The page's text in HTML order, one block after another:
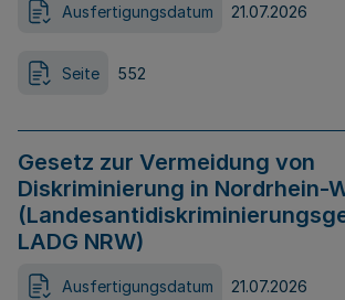
Ausfertigungsdatum 21.07.2026
Seite 552
Gesetz zur Vermeidung von
Diskriminierung in Nordrhein-
LADG NRW)
Ausfertigungsdatum 21.07.2026